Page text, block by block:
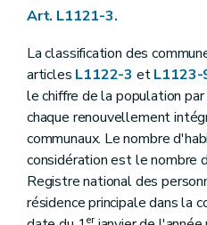
Art. L1126-2
Art. L1126-3
Art. L1126-5
Titre III Actes des
Chapitre premier
Art. L1131-1
Chapitre II
Art. L1132-1
Art. L1132-2
Art. L1132-3
Art. L1132-4
Art. L1132-5
Art. L1121-3.
La classification des
articles L1122-3 etL1123-
le chiffre de la population
chaque renouvellement
communaux. Le nombre
considération est le nombre
Registre national des
résidence principale dans la
er